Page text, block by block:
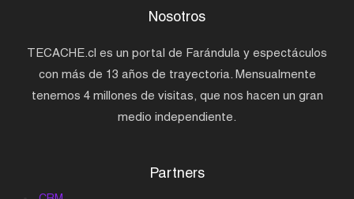
Nosotros
TECACHE.cl es un portal de Farándula y espectáculos
con más de 13 años de trayectoria. Mensualmente
tenemos 4 millones de visitas, que nos hacen un gran
medio independiente.
Partners